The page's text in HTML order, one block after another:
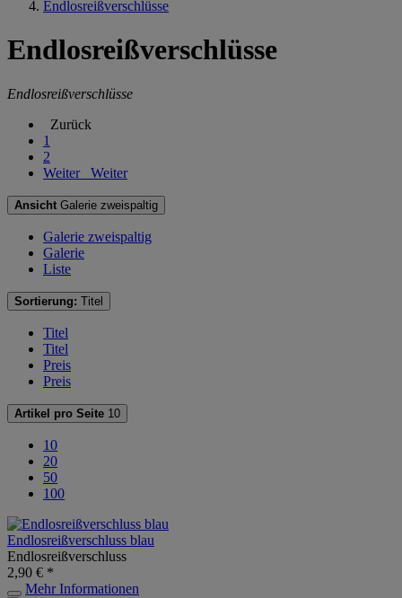
Endlosreißverschlüsse
Endlosreißverschlüsse
Endlosreißverschlüsse
Zurück
1
2
Weiter
Weiter
Ansicht Galerie zweispaltig
Galerie zweispaltig
Galerie
Liste
Sortierung: Titel
Titel
Titel
Preis
Preis
Artikel pro Seite 10
10
20
50
100
Endlosreißverschluss blau
Endlosreißverschluss
2,90 € *
Mehr Informationen